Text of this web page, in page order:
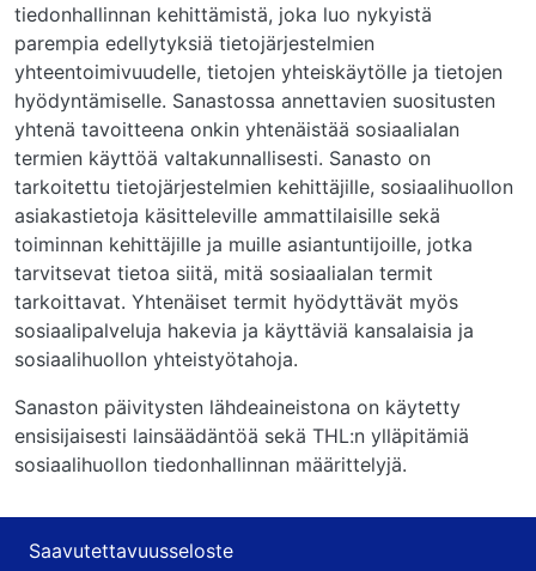
tiedonhallinnan kehittämistä, joka luo nykyistä
parempia edellytyksiä tietojärjestelmien
yhteentoimivuudelle, tietojen yhteiskäytölle ja tietojen
hyödyntämiselle. Sanastossa annettavien suositusten
yhtenä tavoitteena onkin yhtenäistää sosiaalialan
termien käyttöä valtakunnallisesti. Sanasto on
tarkoitettu tietojärjestelmien kehittäjille, sosiaalihuollon
asiakastietoja käsitteleville ammattilaisille sekä
toiminnan kehittäjille ja muille asiantuntijoille, jotka
tarvitsevat tietoa siitä, mitä sosiaalialan termit
tarkoittavat. Yhtenäiset termit hyödyttävät myös
sosiaalipalveluja hakevia ja käyttäviä kansalaisia ja
sosiaalihuollon yhteistyötahoja.
Sanaston päivitysten lähdeaineistona on käytetty
ensisijaisesti lainsäädäntöä sekä THL:n ylläpitämiä
sosiaalihuollon tiedonhallinnan määrittelyjä.
Saavutettavuusseloste